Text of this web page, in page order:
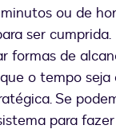
ou de
ser cumprida.
formas de
o tempo seja
Se
para